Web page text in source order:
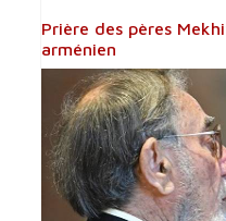
Prière des pères
arménien